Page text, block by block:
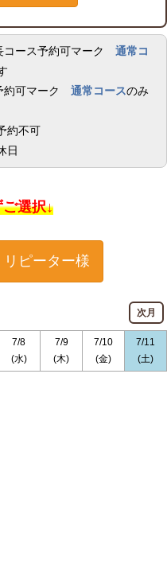
通常コ
通常コースのみ
約不可
日
選択↓
リピーター様
次月
7/8
(水)
7/9
(木)
7/10
(金)
7/11
(土)